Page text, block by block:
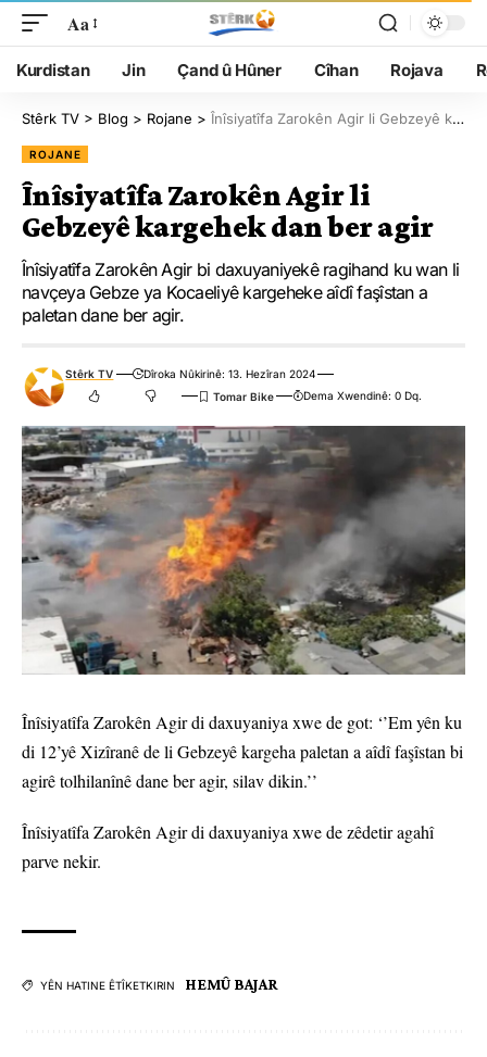
Aa
Kurdistan Jin Çand û Hûner Cîhan Rojava
Stêrk TV > Blog > Rojane > Înîsiyatîfa Zarokên Agir li Gebzeyê kargehek dan ber agir
ROJANE
Înîsiyatîfa Zarokên Agir li
Gebzeyê kargehek dan ber agir
Înîsiyatîfa Zarokên Agir bi daxuyaniyekê ragihand ku wan li
navçeya Gebze ya Kocaeliyê kargeheke aîdî faşîstan a
paletan dane ber agir.
Stêrk TV
Dîroka Nûkirinê: 13. Hezîran 2024
Dema Xwendinê: 0 Dq.
Înîsiyatîfa Zarokên Agir di daxuyaniya xwe de got: ‘’Em yên ku
di 12’yê Xizîranê de li Gebzeyê kargeha paletan a aîdî faşîstan bi
agirê tolhilanînê dane ber agir, silav dikin.’’
Înîsiyatîfa Zarokên Agir di daxuyaniya xwe de zêdetir agahî
parve nekir.
YÊN HATINE ÊTÎKETKIRIN HEMÛ BAJAR